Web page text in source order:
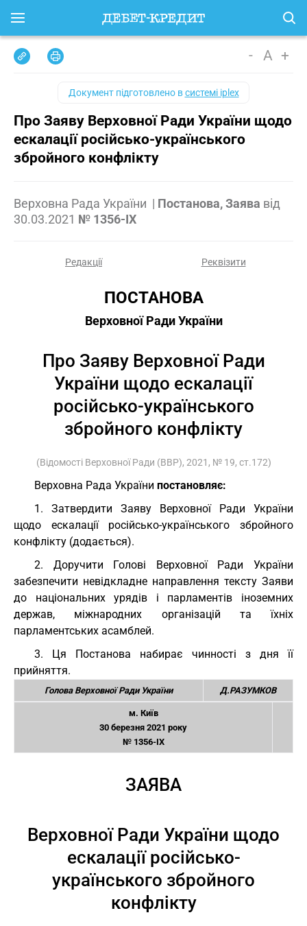
- A +
Документ підготовлено всистемі iplex
Про Заяву Верховної Ради України щодо
ескалації російсько-українського
збройного конфлікту
Верховна Рада України | Постанова, Заява від
30.03.2021 № 1356-IX
Редакції Реквізити
ПОСТАНОВА
Верховної Ради України
Про Заяву Верховної Ради
України щодо ескалації
російсько-українського
збройного конфлікту
(Відомості Верховної Ради (ВВР), 2021, № 19, ст.172)
Верховна Рада України постановляє:
1. Затвердити Заяву Верховної Ради України
щодо ескалації російсько-українського збройного
конфлікту (додається).
2. Доручити Голові Верховної Ради України
забезпечити невідкладне направлення тексту Заяви
до національних урядів і парламентів іноземних
держав, міжнародних організацій та їхніх
парламентських асамблей.
3. Ця Постанова набирає чинності з дня її
прийняття.
Голова Верховної Ради України Д.РАЗУМКОВ
м. Київ
30 березня 2021 року
№ 1356-IX
ЗАЯВА
Верховної Ради України щодо
ескалації російсько-
українського збройного
конфлікту